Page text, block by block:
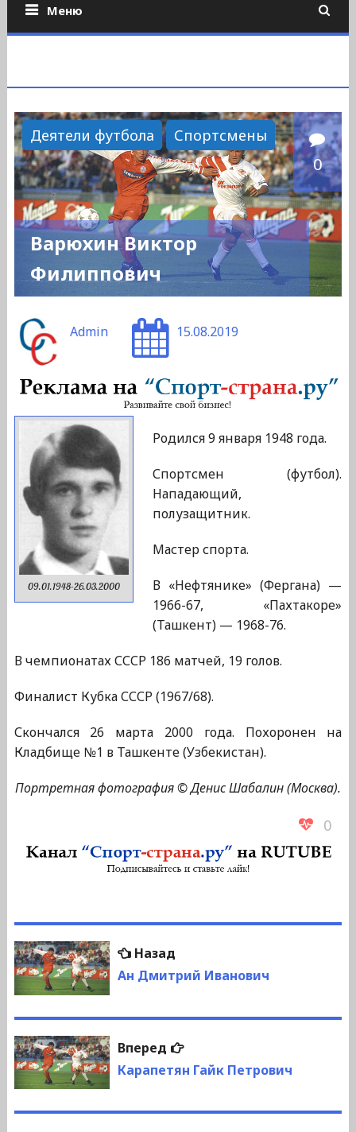
Меню
Деятели футбола Спортсмены
0
Варюхин Виктор
Филиппович
Admin 15.08.2019
09.01.1948-26.03.2000
Родился 9 января 1948 года.
Спортсмен (футбол).
Нападающий,
полузащитник.
Мастер спорта.
В «Нефтянике» (Фергана) —
1966-67, «Пахтакоре»
(Ташкент) — 1968-76.
В чемпионатах СССР 186 матчей, 19 голов.
Финалист Кубка СССР (1967/68).
Скончался 26 марта 2000 года. Похоронен на
Кладбище №1 в Ташкенте (Узбекистан).
Портретная фотография © Денис Шабалин (Москва).
0
Навигация
по
записям
НазадПредыдущая
запись:
Ан Дмитрий Иванович
Вперед
Следующая
запись:
Карапетян Гайк Петрович